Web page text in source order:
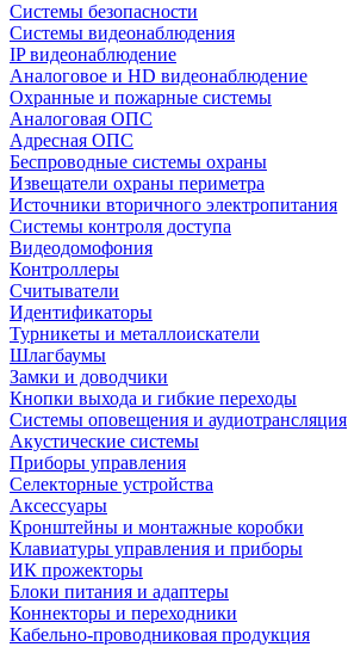
Системы безопасности
Системы видеонаблюдения
IP видеонаблюдение
Аналоговое и HD видеонаблюдение
Охранные и пожарные системы
Аналоговая ОПС
Адресная ОПС
Беспроводные системы охраны
Извещатели охраны периметра
Источники вторичного электропитания
Системы контроля доступа
Видеодомофония
Контроллеры
Считыватели
Идентификаторы
Турникеты и металлоискатели
Шлагбаумы
Замки и доводчики
Кнопки выхода и гибкие переходы
Системы оповещения и аудиотрансляция
Акустические системы
Приборы управления
Селекторные устройства
Аксессуары
Кронштейны и монтажные коробки
Клавиатуры управления и приборы
ИК прожекторы
Блоки питания и адаптеры
Коннекторы и переходники
Кабельно-проводниковая продукция